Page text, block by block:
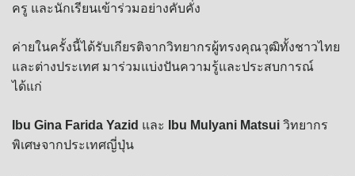
ครู และนักเรียนเข้าร่วมอย่างคับคั่ง
ค่ายในครั้งนี้ได้รับเกียรติจากวิทยากรผู้ทรงคุณวุฒิทั้งชาวไทย
และต่างประเทศ มาร่วมแบ่งปันความรู้และประสบการณ์
ได้แก่
Ibu Gina Farida Yazid และ Ibu Mulyani Matsui วิทยากร
พิเศษจากประเทศญี่ปุ่น